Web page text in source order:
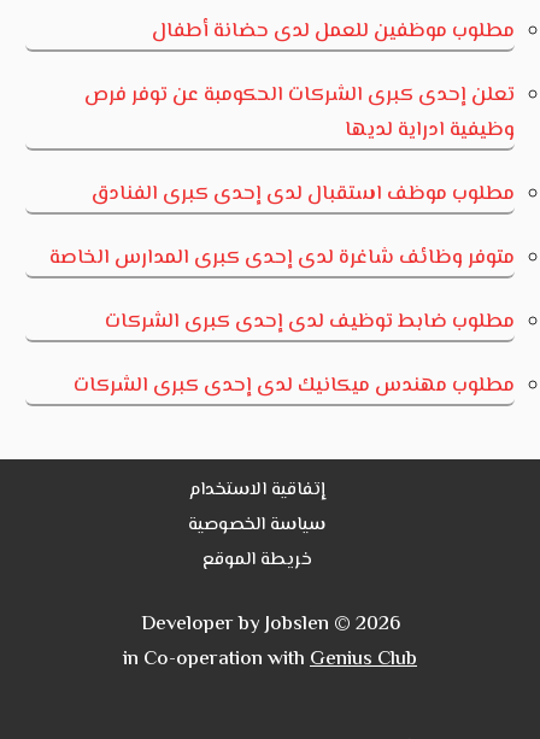
مطلوب موظفين للعمل لدى حضانة أطفال
تعلن إحدى كبرى الشركات الحكومبة عن توفر فرص
وظيفية ادراية لديها
مطلوب موظف استقبال لدى إحدى كبرى الفنادق
متوفر وظائف شاغرة لدى إحدى كبرى المدارس الخاصة
مطلوب ضابط توظيف لدى إحدى كبرى الشركات
مطلوب مهندس ميكانيك لدى إحدى كبرى الشركات
إتفاقية الاستخدام
سياسة الخصوصية
خريطة الموقع
Developer by Jobslen © 2026
in Co-operation withGenius Club